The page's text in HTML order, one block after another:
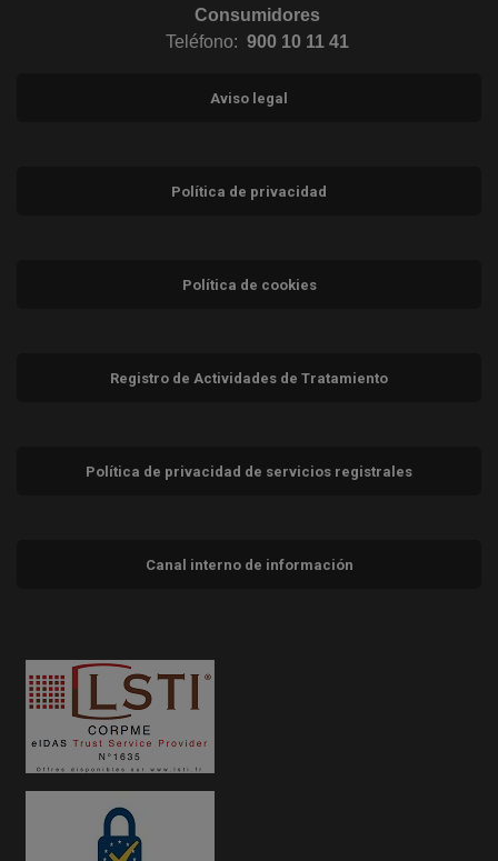
Consumidores
Teléfono: 900 10 11 41
Aviso legal
Política de privacidad
Política de cookies
Registro de Actividades de Tratamiento
Política de privacidad de servicios registrales
Canal interno de información